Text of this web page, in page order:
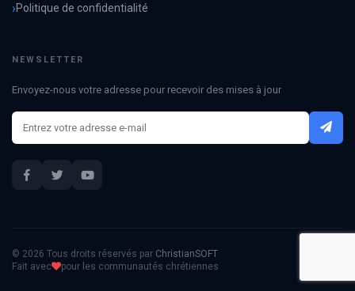
Politique de confidentialité
NEWSLETTER
Envoyez-nous votre adresse pour recevoir des mises à jour
© 2026 Tous droits réservés par ChristianSOFT
Fait avec
pour les communautés chrétiennes